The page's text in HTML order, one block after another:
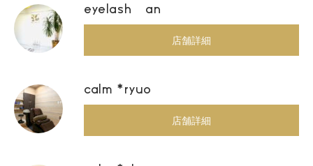
eyelash an
店舗詳細
calm *ryuo
店舗詳細